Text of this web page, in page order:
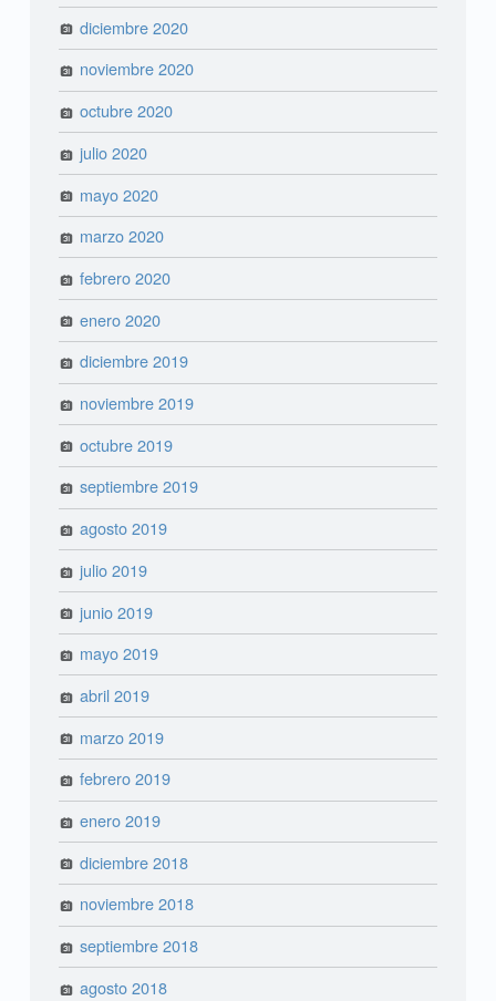
diciembre 2020
noviembre 2020
octubre 2020
julio 2020
mayo 2020
marzo 2020
febrero 2020
enero 2020
diciembre 2019
noviembre 2019
octubre 2019
septiembre 2019
agosto 2019
julio 2019
junio 2019
mayo 2019
abril 2019
marzo 2019
febrero 2019
enero 2019
diciembre 2018
noviembre 2018
septiembre 2018
agosto 2018